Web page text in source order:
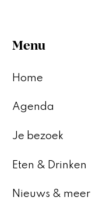
Menu
Home
Agenda
Je bezoek
Eten & Drinken
Nieuws & meer